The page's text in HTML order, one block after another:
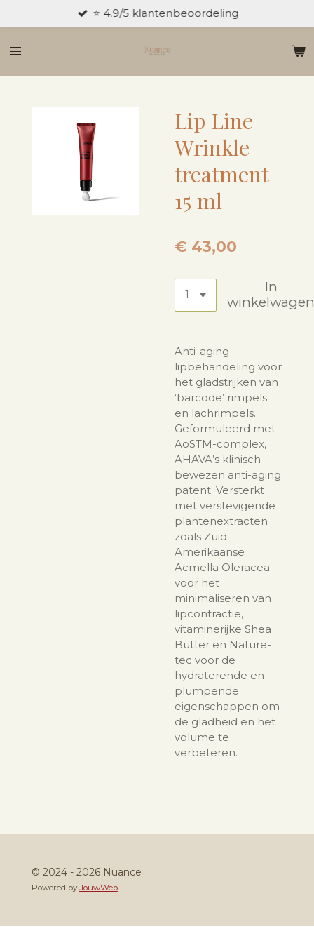
direct
naar
hoofdinhoud
⭐ 4.9/5 klantenbeoordeling
Lip Line
Wrinkle
treatment
15 ml
€ 43,00
In
Anti-aging
lipbehandeling voor
het gladstrijken van
‘barcode’ rimpels
en lachrimpels.
Geformuleerd met
AoSTM-complex,
AHAVA’s klinisch
bewezen anti-aging
patent. Versterkt
met verstevigende
plantenextracten
zoals Zuid-
Amerikaanse
Acmella Oleracea
voor het
minimaliseren van
lipcontractie,
vitaminerijke Shea
Butter en Nature-
tec voor de
hydraterende en
plumpende
eigenschappen om
de gladheid en het
volume te
verbeteren.
© 2024 - 2026 Nuance
Powered by JouwWeb